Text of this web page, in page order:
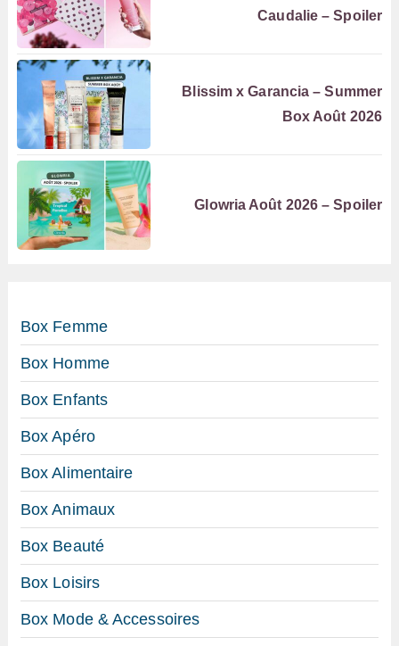
Caudalie – Spoiler
Blissim x Garancia – Summer
Box Août 2026
Glowria Août 2026 – Spoiler
Box Femme
Box Homme
Box Enfants
Box Apéro
Box Alimentaire
Box Animaux
Box Beauté
Box Loisirs
Box Mode & Accessoires